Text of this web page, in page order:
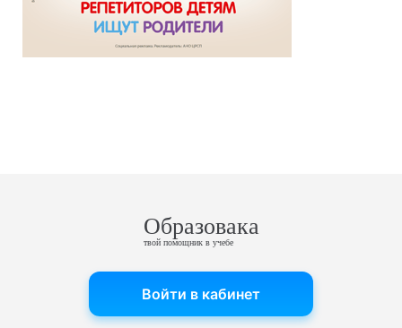
Образовака
твой помощник в учебе
Войти в кабинет